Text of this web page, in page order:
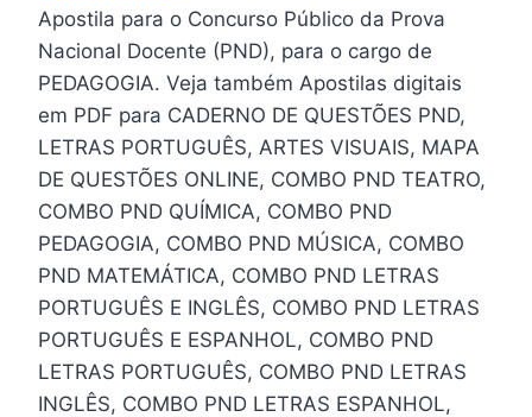
Apostila para o Concurso Público da Prova
Nacional Docente (PND), para o cargo de
PEDAGOGIA. Veja também Apostilas digitais
em PDF para CADERNO DE QUESTÕES PND,
LETRAS PORTUGUÊS, ARTES VISUAIS, MAPA
DE QUESTÕES ONLINE, COMBO PND TEATRO,
COMBO PND QUÍMICA, COMBO PND
PEDAGOGIA, COMBO PND MÚSICA, COMBO
PND MATEMÁTICA, COMBO PND LETRAS
PORTUGUÊS E INGLÊS, COMBO PND LETRAS
PORTUGUÊS E ESPANHOL, COMBO PND
LETRAS PORTUGUÊS, COMBO PND LETRAS
INGLÊS, COMBO PND LETRAS ESPANHOL,